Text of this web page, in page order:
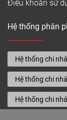
Điều khoản sử
Hệ thống phân
Hệ thống chi
Hệ thống chi
Hệ thống chi